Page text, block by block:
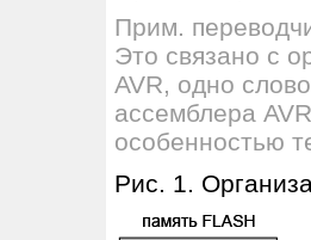
Прим.
Это связано с
AVR, одно
ассемблера
особенностью
Рис. 1.